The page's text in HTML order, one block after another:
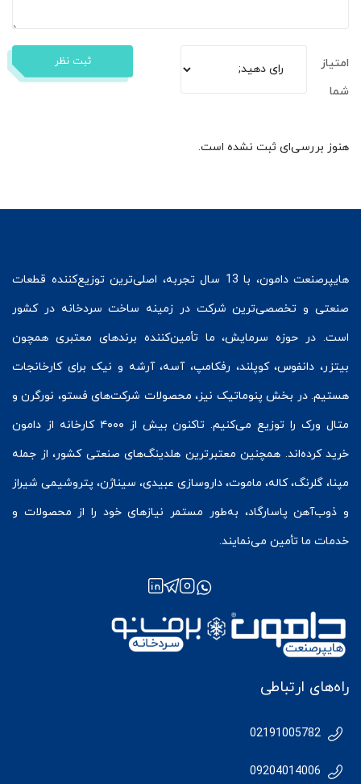
امتیاز
شما
ثبت نظر
هنوز بررسی‌ای ثبت نشده است.
هایپرصنعت
دامون، با 13 سال تجربه، اصلی‌ترین توزیع‌کننده قطعات
صنعتی و تخصصی‌ترین شرکت در زمینه ساخت سردخانه در کشور
است. در حوزه سرمایش، ما تأمین‌کننده برندهای معتبری همچون
بیتزر، دانفوس،کوپلند، رفکامپ، آسه، آرشه و نیک برای کارخانجات
هستیم. در بخش پنوماتیک نیز، محصولات شرکت‌های فستو، نورگرن و
متال ورک
را توزیع می‌کنیم. تاکنون بیش از ۴۰۰۰ کارخانه از دامون
خرید کرده‌اند. همچنین معتبرترین هلدینگ‌های صنعتی کشور، از جمله
مپنا، گلرنگ، کاله، ماموت، داروسازی عبیدی، سیناژن، پتروشیمی شیراز
و ذوب‌آهن پاسارگاد، به‌طور مستمر نیازهای خود را از محصولات و
خدمات ما تأمین می‌نمایند.
راه‌های ارتباطی
02191005782
09204014006